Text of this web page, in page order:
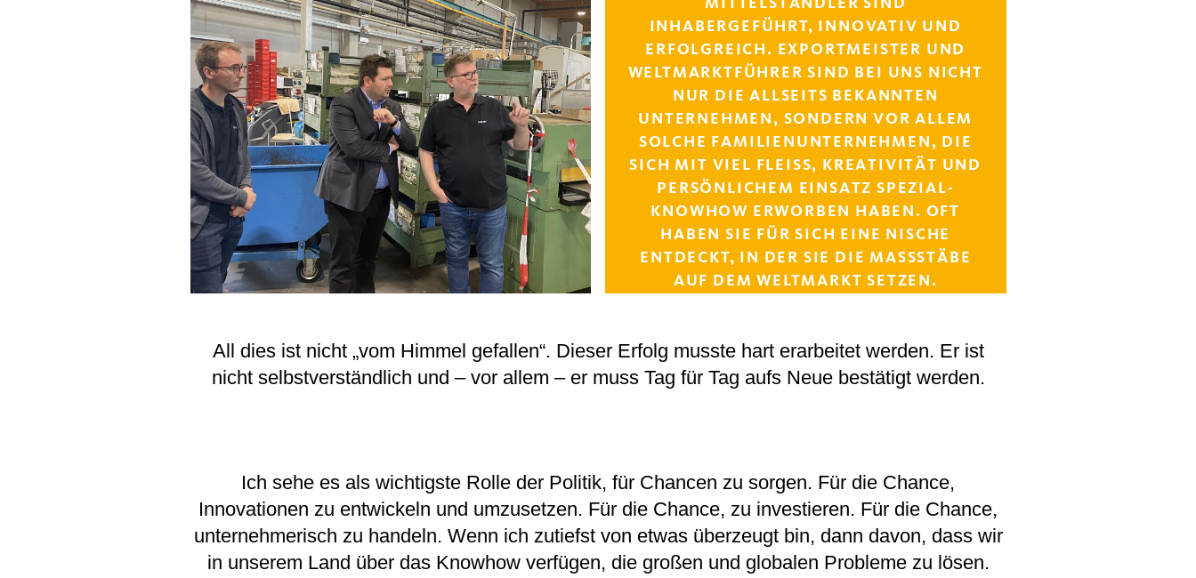
ITTELSTÄNDLER SIND I
NHABERGEFÜHRT, INNOVATIV UND E
RFOLGREICH. EXPORTMEISTER UND W
ELTMARKTFÜHRER SIND BEI UNS NICHT N
UR DIE ALLSEITS BEKANNTEN U
NTERNEHMEN, SONDERN VOR ALLEM S
OLCHE FAMILIENUNTERNEHMEN, DIE S
ICH MIT VIEL FLEISS, KREATIVITÄT UND PE
RSÖNLICHEM EINSATZ SPEZIAL-KN
OWHOW ERWORBEN HABEN. OFT HA
BEN SIE FÜR SICH EINE NISCHE EN
TDECKT, IN DER SIE DIE MASSSTÄBE AUF
DEM WELTMARKT SETZEN.
All dies ist nicht „vom Himmel gefallen“. Dieser Erfolg musste hart erarbeitet werden. Er ist
nicht selbstverständlich und – vor allem – er muss Tag für Tag aufs Neue bestätigt werden.
Ich sehe es als wichtigste Rolle der Politik, für Chancen zu sorgen. Für die Chance,
Innovationen zu entwickeln und umzusetzen. Für die Chance, zu investieren. Für die Chance,
unternehmerisch zu handeln. Wenn ich zutiefst von etwas überzeugt bin, dann davon, dass wir
in unserem Land über das Knowhow verfügen, die großen und globalen Probleme zu lösen.